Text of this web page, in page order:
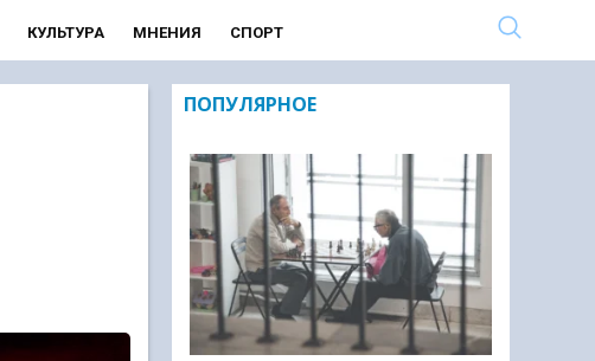
КУЛЬТУРА МНЕНИЯ СПОРТ
ПОПУЛЯРНОЕ